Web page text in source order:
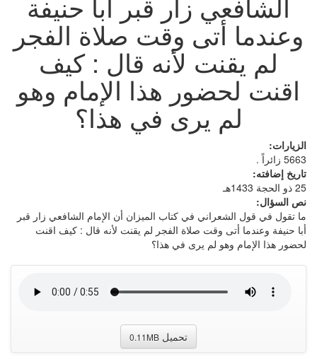
وعندما أتى وقت صلاة الفجر
لم يقنت لأنه قال : كيف
اقنت لحضور هذا الإمام وهو
لم يرى في هذا؟
الزيارات:
5663 زائراً .
تاريخ إضافته:
25 ذو الحجة 1433هـ
نص السؤال:
ما تقول في قول الشعراني في كتاب الميزان أن الإمام الشافعي زار قبر
أبا حنيفة وعندما أتى وقت صلاة الفجر لم يقنت لأنه قال : كيف اقنت
لحضور هذا الإمام وهو لم يرى في هذا؟
تحميل 0.11MB